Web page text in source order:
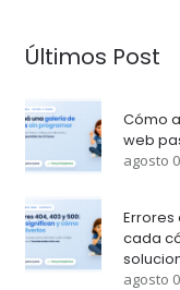
Últimos Post
Cómo
web
agosto
Errores
cada
agosto